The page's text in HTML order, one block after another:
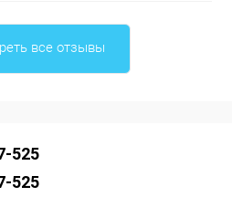
все отзывы
525
525